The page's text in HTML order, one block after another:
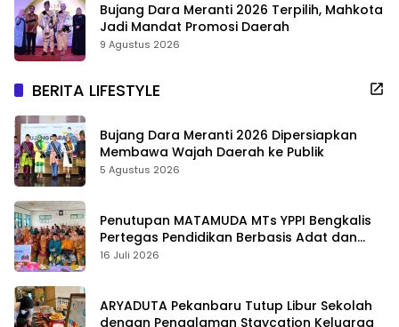
Bujang Dara Meranti 2026 Terpilih, Mahkota
Jadi Mandat Promosi Daerah
9 Agustus 2026
BERITA LIFESTYLE
Bujang Dara Meranti 2026 Dipersiapkan
Membawa Wajah Daerah ke Publik
5 Agustus 2026
Penutupan MATAMUDA MTs YPPI Bengkalis
Pertegas Pendidikan Berbasis Adat dan
Karakter
16 Juli 2026
ARYADUTA Pekanbaru Tutup Libur Sekolah
dengan Pengalaman Staycation Keluarga